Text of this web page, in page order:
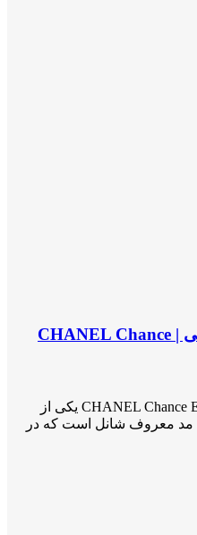
شنل چنس او تندر 33میل مینی | CHANEL Chance
عطر شنل چنس او تندر CHANEL Chance Eau Tendre یکی از
مد معروف شانل است که در